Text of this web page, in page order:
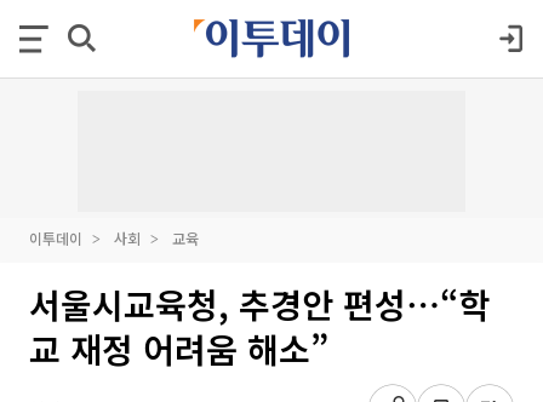
이투데이 사회 교육
서울시교육청, 추경안 편성⋯“학
교 재정 어려움 해소”